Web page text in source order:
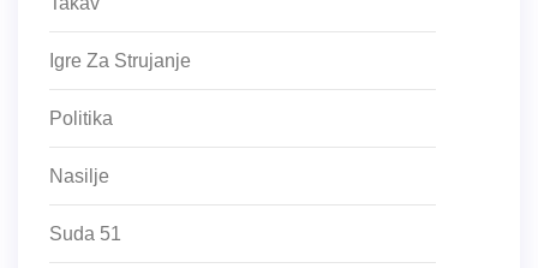
Igre Za Strujanje
Politika
Nasilje
Suda 51